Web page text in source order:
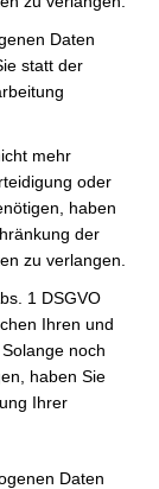
Daten
statt der
mehr
oder
haben
der
zu verlangen.
1 DSGVO
Ihren und
noch
haben Sie
Ihrer
Daten